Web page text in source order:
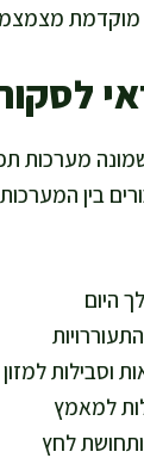
מצמצמת
מערכות
בין
היום
וסבילות למזון
למאמץ
לחץ